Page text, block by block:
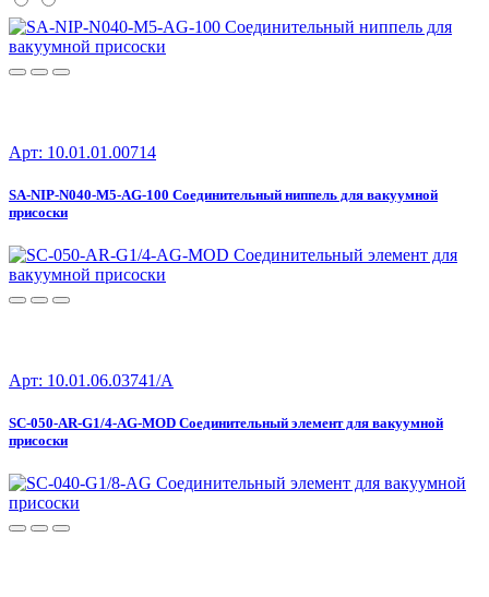
Арт: 10.01.01.00714
SA-NIP-N040-M5-AG-100 Соединительный ниппель для вакуумной
присоски
Арт: 10.01.06.03741/A
SC-050-AR-G1/4-AG-MOD Соединительный элемент для вакуумной
присоски